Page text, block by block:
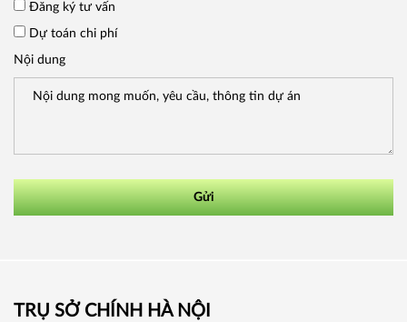
Đăng ký tư vấn
Dự toán chi phí
Nội dung
Gửi
TRỤ SỞ CHÍNH HÀ NỘI